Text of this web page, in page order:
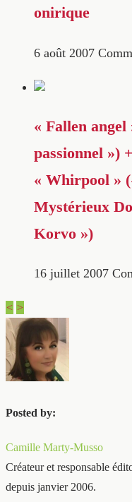
onirique
6 août 2007
« Fallen
passionnel »)
« Whirpool »
Mystérieux
Korvo »)
16 juillet 2007
< >
Posted by:
Camille Marty-Musso
Créateur et responsable
depuis janvier 2006.